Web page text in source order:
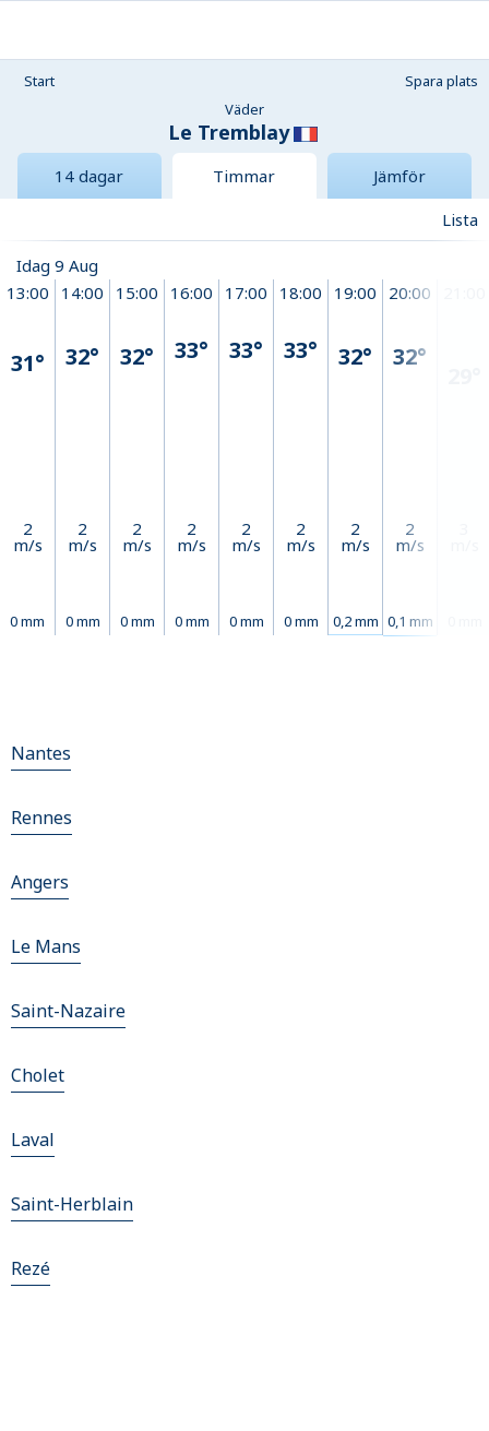
Start
Spara plats
Väder
Le Tremblay
14 dagar Timmar
Jämför
Lista
Idag 9 Aug
13:00
31°
2
m/s
0 mm
14:00
32°
2
m/s
0 mm
15:00
32°
2
m/s
0 mm
16:00
33°
2
m/s
0 mm
17:00
33°
2
m/s
0 mm
18:00
33°
2
m/s
0 mm
19:00
32°
2
m/s
0,2 mm
20:00
32°
2
m/s
0,1 mm
Nantes
Rennes
Angers
Le Mans
Saint-Nazaire
Cholet
Laval
Saint-Herblain
Rezé